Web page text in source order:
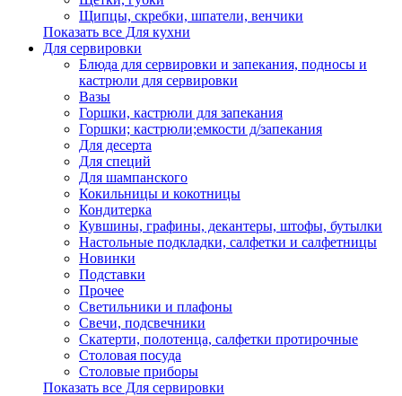
Щипцы, скребки, шпатели, венчики
Показать все Для кухни
Для сервировки
Блюда для сервировки и запекания, подносы и
кастрюли для сервировки
Вазы
Горшки, кастрюли для запекания
Горшки; кастрюли;емкости д/запекания
Для десерта
Для специй
Для шампанского
Кокильницы и кокотницы
Кондитерка
Кувшины, графины, декантеры, штофы, бутылки
Настольные подкладки, салфетки и салфетницы
Новинки
Подставки
Прочее
Светильники и плафоны
Свечи, подсвечники
Скатерти, полотенца, салфетки протирочные
Столовая посуда
Столовые приборы
Показать все Для сервировки